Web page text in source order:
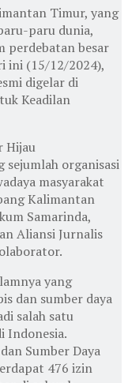
Timur, yang
paru dunia,
perdebatan besar
ini (15/12/2024),
digelar di
Keadilan
Hijau
sejumlah organisasi
masyarakat
Kalimantan
Samarinda,
Aliansi Jurnalis
yang
dan sumber daya
salah satu
Indonesia.
Sumber Daya
476 izin